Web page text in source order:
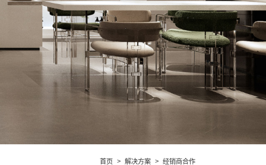
首页 > 解决方案 > 经销商合作